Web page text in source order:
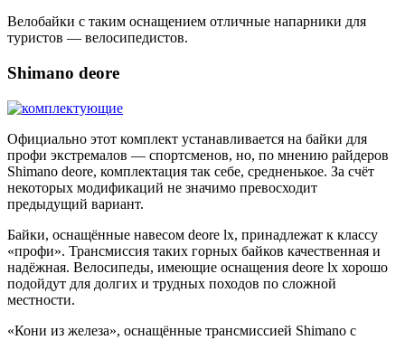
Велобайки с таким оснащением отличные напарники для
туристов — велосипедистов.
Shimano deore
Официально этот комплект устанавливается на байки для
профи экстремалов — спортсменов, но, по мнению райдеров
Shimano deore, комплектация так себе, средненькое. За счёт
некоторых модификаций не значимо превосходит
предыдущий вариант.
Байки, оснащённые навесом deore lx, принадлежат к классу
«профи». Трансмиссия таких горных байков качественная и
надёжная. Велосипеды, имеющие оснащения deore lx хорошо
подойдут для долгих и трудных походов по сложной
местности.
«Кони из железа», оснащённые трансмиссией Shimano с